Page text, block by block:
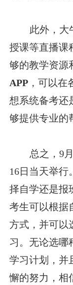
此外，大
授课等直播课
够的教学资源
APP ，可以
想系统备考还
够提供专业的
总之，9
16日当天举行
择自学还是报
考生可以根据
方式，并可以
习。无论选哪
学习计划，并
懈的努力，相